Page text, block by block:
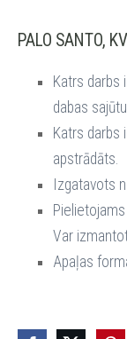
PALO SANTO,
Katrs darbs
dabas
Katrs darbs
apstrādāts.
Izgatavots
Var
Apaļas